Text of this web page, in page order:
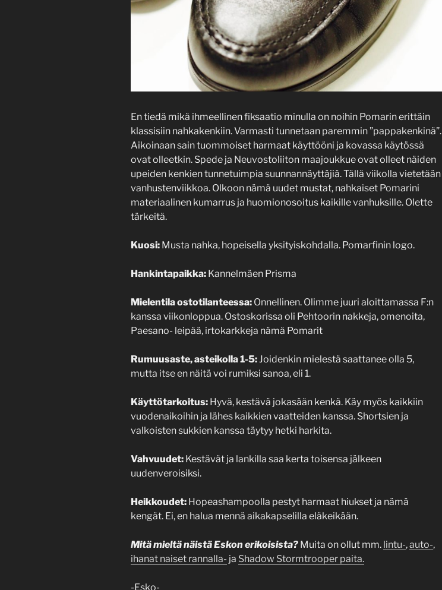
En tiedä mikä ihmeellinen fiksaatio minulla on noihin Pomarin erittäin
klassisiin nahkakenkiin. Varmasti tunnetaan paremmin ”pappakenkinä”.
Aikoinaan sain tuommoiset harmaat käyttööni ja kovassa käytössä
ovat olleetkin. Spede ja Neuvostoliiton maajoukkue ovat olleet näiden
upeiden kenkien tunnetuimpia suunnannäyttäjiä. Tällä viikolla vietetään
vanhustenviikkoa. Olkoon nämä uudet mustat, nahkaiset Pomarini
materiaalinen kumarrus ja huomionosoitus kaikille vanhuksille. Olette
tärkeitä.
Kuosi: Musta nahka, hopeisella yksityiskohdalla. Pomarfinin logo.
Hankintapaikka: Kannelmäen Prisma
Mielentila ostotilanteessa: Onnellinen. Olimme juuri aloittamassa F:n
kanssa viikonloppua. Ostoskorissa oli Pehtoorin nakkeja, omenoita,
Paesano- leipää, irtokarkkeja nämä Pomarit
Rumuusaste, asteikolla 1-5:Joidenkin mielestä saattanee olla 5,
mutta itse en näitä voi rumiksi sanoa, eli 1.
Käyttötarkoitus: Hyvä, kestävä jokasään kenkä. Käy myös kaikkiin
vuodenaikoihin ja lähes kaikkien vaatteiden kanssa. Shortsien ja
valkoisten sukkien kanssa täytyy hetki harkita.
Vahvuudet: Kestävät ja lankilla saa kerta toisensa jälkeen
uudenveroisiksi.
Heikkoudet: Hopeashampoolla pestyt harmaat hiukset ja nämä
kengät. Ei, en halua mennä aikakapselilla eläkeikään.
Mitä mieltä näistä Eskon erikoisista? Muita on ollut mm. lintu-,auto-,
ihanat naiset rannalla- ja Shadow Stormtrooper paita.
-Esko-